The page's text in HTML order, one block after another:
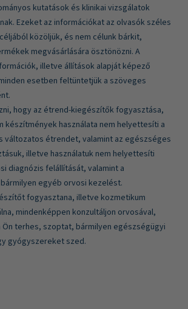
kutatások és klinikai vizsgálatok
Ezeket az információkat az olvasók széles
közöljük, és nem célunk bárkit,
megvásárlására ösztönözni. A
illetve állítások alapját képező
esetben feltüntetjük a szöveges
hogy az étrend-kiegészítők fogyasztása,
készítmények használata nem helyettesíti a
változatos étrendet, valamint az egészséges
illetve használatuk nem helyettesíti
diagnózis felállítását, valamint a
egyéb orvosi kezelést.
fogyasztana, illetve kozmetikum
mindenképpen konzultáljon orvosával,
Ön terhes, szoptat, bármilyen egészségügyi
gyógyszereket szed.